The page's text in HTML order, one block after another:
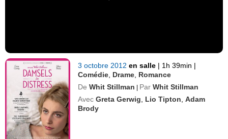
3 octobre 2012en salle | 1h 39min |
Comédie Drame Romance
De Whit Stillman | Par Whit Stillman
Avec Greta Gerwig Lio Tipton ,Adam
Brody